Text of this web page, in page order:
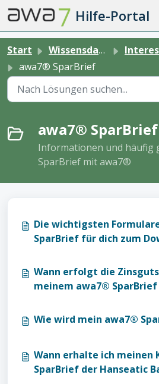
Zum hauptsächlichen Inhalt
Hilfe-Portal
Start Wissensdatenbank
awa7® SparBrief
awa7®
Informationen und häufig
SparBrief mit awa7®
Die wichtigsten
SparBrief für dich zum
Wann erfolgt die
meinem awa7®
Wie wird mein awa7®
Wann erhalte ich meinen
SparBrief der Hanseatic